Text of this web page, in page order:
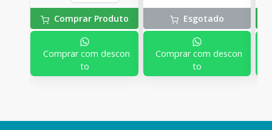
Comprar Produto
Comprar com descon
to
Esgotado
Comprar com descon
to